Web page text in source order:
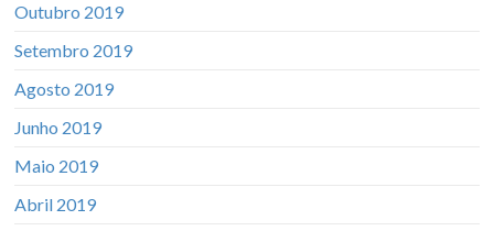
Outubro 2019
Setembro 2019
Agosto 2019
Junho 2019
Maio 2019
Abril 2019